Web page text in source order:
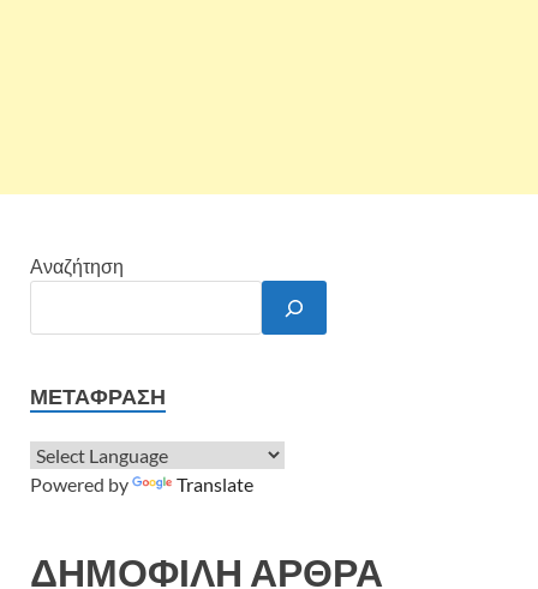
Αναζήτηση
ΜΕΤΆΦΡΑΣΗ
Powered by Translate
ΔΗΜΟΦΙΛΗ ΑΡΘΡΑ